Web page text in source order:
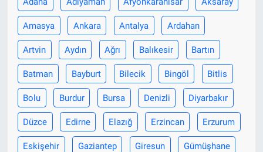
Amasya Ankara Antalya Ardahan
Artvin Aydın Ağrı Balıkesir Bartın
Batman Bayburt Bilecik Bingöl Bitlis
Bolu Burdur Bursa Denizli Diyarbakır
Düzce Edirne Elazığ Erzincan Erzurum
Eskişehir Gaziantep Giresun Gümüşhane